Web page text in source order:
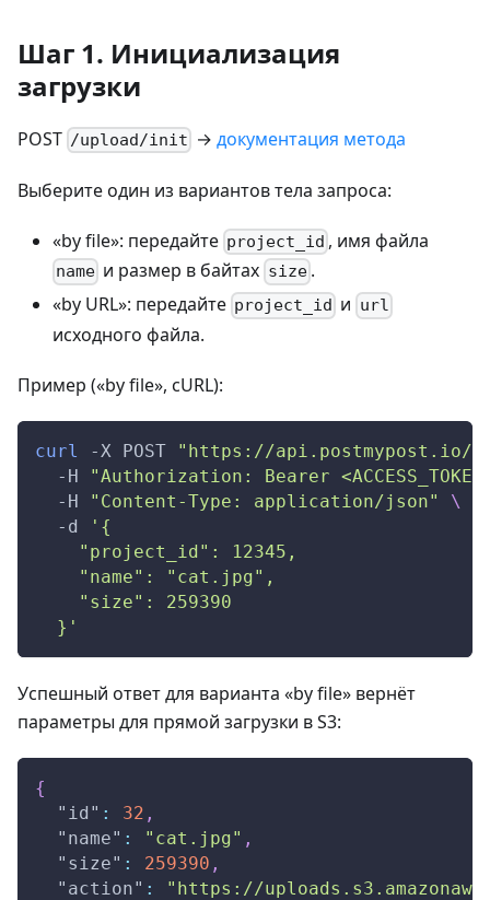
Шаг 1. Инициализация
загрузки
POST /upload/init →документация метода
Выберите один из вариантов тела запроса:
«by file»: передайте project_id , имя файла
name и размер в байтах size.
«by URL»: передайте project_id и url
исходного файла.
Пример («by file», cURL):
curl -X POST
"https://api.postmypost.io/
-H
"Authorization: Bearer
-H
"Content-Type: application/json"
\
-d
'{
    "project_id": 12345,
    "name": "cat.jpg",
    "size": 259390
  }'
Успешный ответ для варианта «by file» вернёт
параметры для прямой загрузки в S3:
{
"id" : 32 ,
"name" : "cat.jpg" ,
"size" : 259390 ,
"action" :
"https://